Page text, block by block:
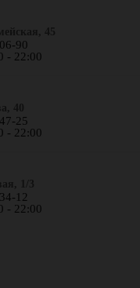
45
90
- 22:00
40
25
- 22:00
1/3
12
- 22:00